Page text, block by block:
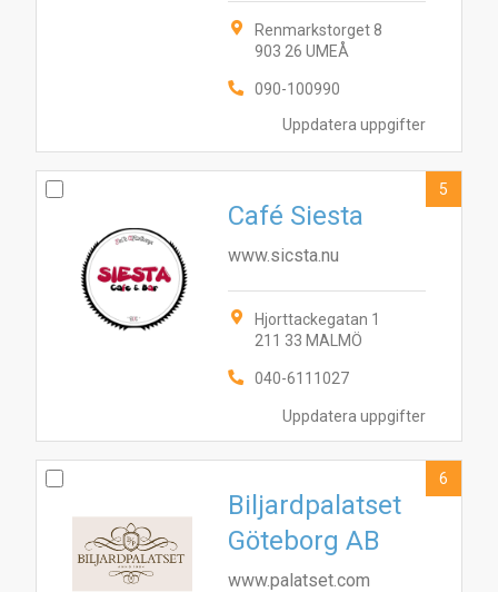
Uppdatera uppgifter
Renmarkstorget 8
903 26 UMEÅ
090-100990
Uppdatera uppgifter
Café Siesta
www.sicsta.nu
Hjorttackegatan 1
211 33 MALMÖ
040-6111027
5
Biljardpalatset
Göteborg AB
www.palatset.com
6